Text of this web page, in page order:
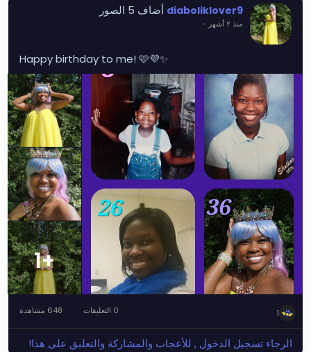
diaboliklover9 أضاف 5 الصور
منذ ٢ أشهر -
Happy birthday to me! 🩷💜✨️
+1
1
الرجاء تسجيل الدخول , للأعجاب والمشاركة والتعليق على هذا!